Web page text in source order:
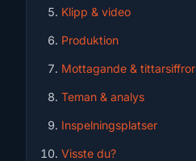
Klipp & video
Produktion
Mottagande & tittarsiffror
Teman & analys
Inspelningsplatser
Visste du?